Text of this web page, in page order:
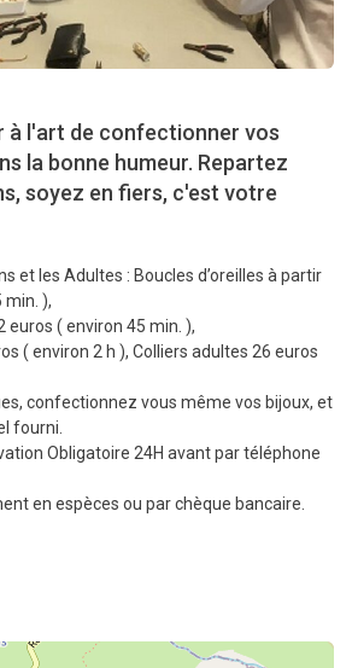
à l'art de confectionner vos
la bonne humeur. Repartez
soyez en fiers, c'est votre
et les Adultes : Boucles d’oreilles à partir
min. ),
euros ( environ 45 min. ),
( environ 2 h ), Colliers adultes 26 euros
confectionnez vous même vos bijoux, et
fourni.
Obligatoire 24H avant par téléphone
en espèces ou par chèque bancaire.